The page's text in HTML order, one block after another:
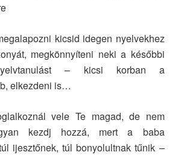
kicsid idegen nyelvekhez
megkönnyíteni neki a későbbi
– kicsi korban a
elkezdeni is…
vele Te magad, de nem
kezdj hozzá, mert a baba
ijesztőnek, túl bonyolultnak tűnik –